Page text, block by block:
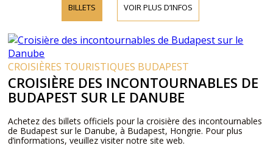
BILLETS VOIR PLUS D’INFOS
CROISIÈRES TOURISTIQUES BUDAPEST
CROISIÈRE DES INCONTOURNABLES DE
BUDAPEST SUR LE DANUBE
Achetez des billets officiels pour la croisière des incontournables
de Budapest sur le Danube, à Budapest, Hongrie. Pour plus
d’informations, veuillez visiter notre site web.